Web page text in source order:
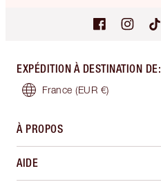
EXPÉDITION À DESTINATION DE:
France (EUR €)
À PROPOS
AIDE